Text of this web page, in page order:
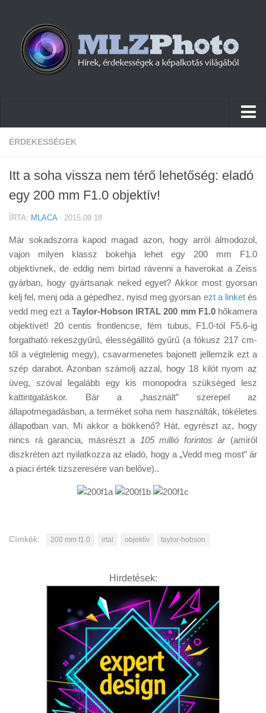
Hírek
Cikkek
Szoftver
Tudástár
Tanácsok
Érdekességek
Helyszíni Riport
E-BB
ÉRDEKESSÉGEK
Itt a soha vissza nem térő lehetőség: eladó
egy 200 mm F1.0 objektív!
ÍRTA: MLACA· 2015.09.18
Már sokadszorra kapod magad azon, hogy arról álmodozol,
vajon milyen klassz bokehja lehet egy 200 mm F1.0
objektívnek, de eddig nem bírtad rávenni a haverokat a Zeiss
gyárban, hogy gyártsanak neked egyet? Akkor most gyorsan
kelj fel, menj oda a gépedhez, nyisd meg gyorsan ezt a linketés
vedd meg ezt a Taylor-Hobson IRTAL 200 mm F1.0hőkamera
objektívet! 20 centis frontlencse, fém tubus, F1.0-tól F5.6-ig
forgatható rekeszgyűrű, élességállító gyűrű (a fókusz 217 cm-
től a végtelenig megy), csavarmenetes bajonett jellemzik ezt a
szép darabot. Azonban számolj azzal, hogy 18 kilót nyom az
üveg, szóval legalább egy kis monopodra szükséged lesz
kattintgatáskor. Bár a „használt” szerepel az
állapotmegadásban, a terméket soha nem használták, tökéletes
állapotban van. Mi akkor a bökkenő? Hát, egyrészt az, hogy
nincs rá garancia, másrészt a
105 millió forintos ár(amiről
diszkréten azt nyilatkozza az eladó, hogy a „Vedd meg most” ár
a piaci érték tízszeresére van belőve)..
Címkék: 200 mm f1.0 irtal objektív taylor-hobson
Hirdetések: